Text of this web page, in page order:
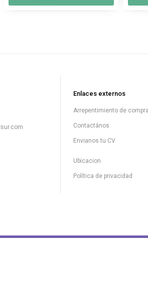
Enlaces externos
Arrepentimiento de compra
Contactános
Envianos tu CV
Ubicacion
Política de privacidad